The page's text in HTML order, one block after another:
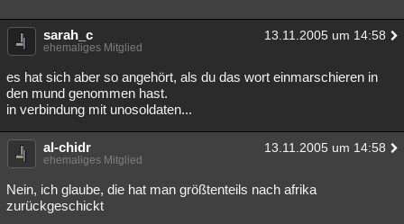
sarah_c 13.11.2005 um 14:58
ehemaliges Mitglied
es hat sich aber so angehört, als du das wort einmarschieren in
den mund genommen hast.
in verbindung mit unosoldaten...
al-chidr 13.11.2005 um 14:58
ehemaliges Mitglied
Nein, ich glaube, die hat man größtenteils nach afrika
zurückgeschickt